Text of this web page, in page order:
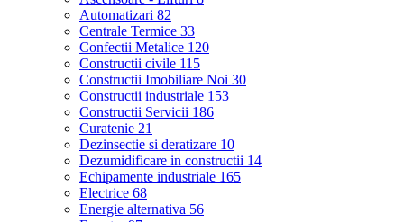
Automatizari 82
Centrale Termice 33
Confectii Metalice 120
Constructii civile 115
Constructii Imobiliare Noi 30
Constructii industriale 153
Constructii Servicii 186
Curatenie 21
Dezinsectie si deratizare 10
Dezumidificare in constructii 14
Echipamente industriale 165
Electrice 68
Energie alternativa 56